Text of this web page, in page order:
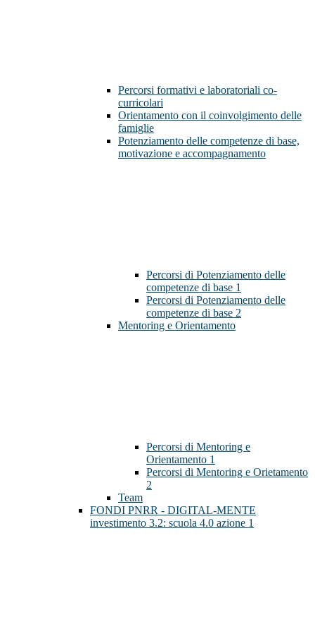
Percorsi formativi e laboratoriali co-
curricolari
Orientamento con il coinvolgimento delle
famiglie
Potenziamento delle competenze di base,
motivazione e accompagnamento
Percorsi di Potenziamento delle
competenze di base 1
Percorsi di Potenziamento delle
competenze di base 2
Mentoring e Orientamento
Percorsi di Mentoring e
Orientamento 1
Percorsi di Mentoring e Orietamento
2
Team
FONDI PNRR - DIGITAL-MENTE
investimento 3.2: scuola 4.0 azione 1